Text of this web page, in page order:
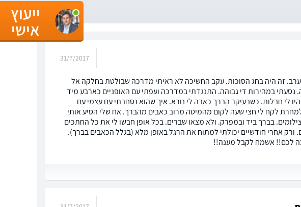
31/7/2017
זה היה בחג הסוכות. עקב החשיכה לא ראיתי מדרכה שבולטת בחלקה אל
במהירות די גבוהה. התנגדתי במדרכה ועפתי עם האופניים כארבע מיד
לי חבלות. כשבעיקר הברך כאבה לי נורא. איך שהוא נסחבתי עם עצמי עם
לקח לי חצי שעה לקום מהמיטה מרוב כאבים מהברך. אח שלי הסיע אותי
בברך ביד ובמפרק. ולא מצאו שברים. בכל אופן חבשו לי את כל החתכים
ורק אחרי חודשיים יכולתי למתוח את הרגל באופן מלא (בגלל הכאבים בברך).
לכם!! אשמח לקבל מענה!!
ייעוץ
אישי